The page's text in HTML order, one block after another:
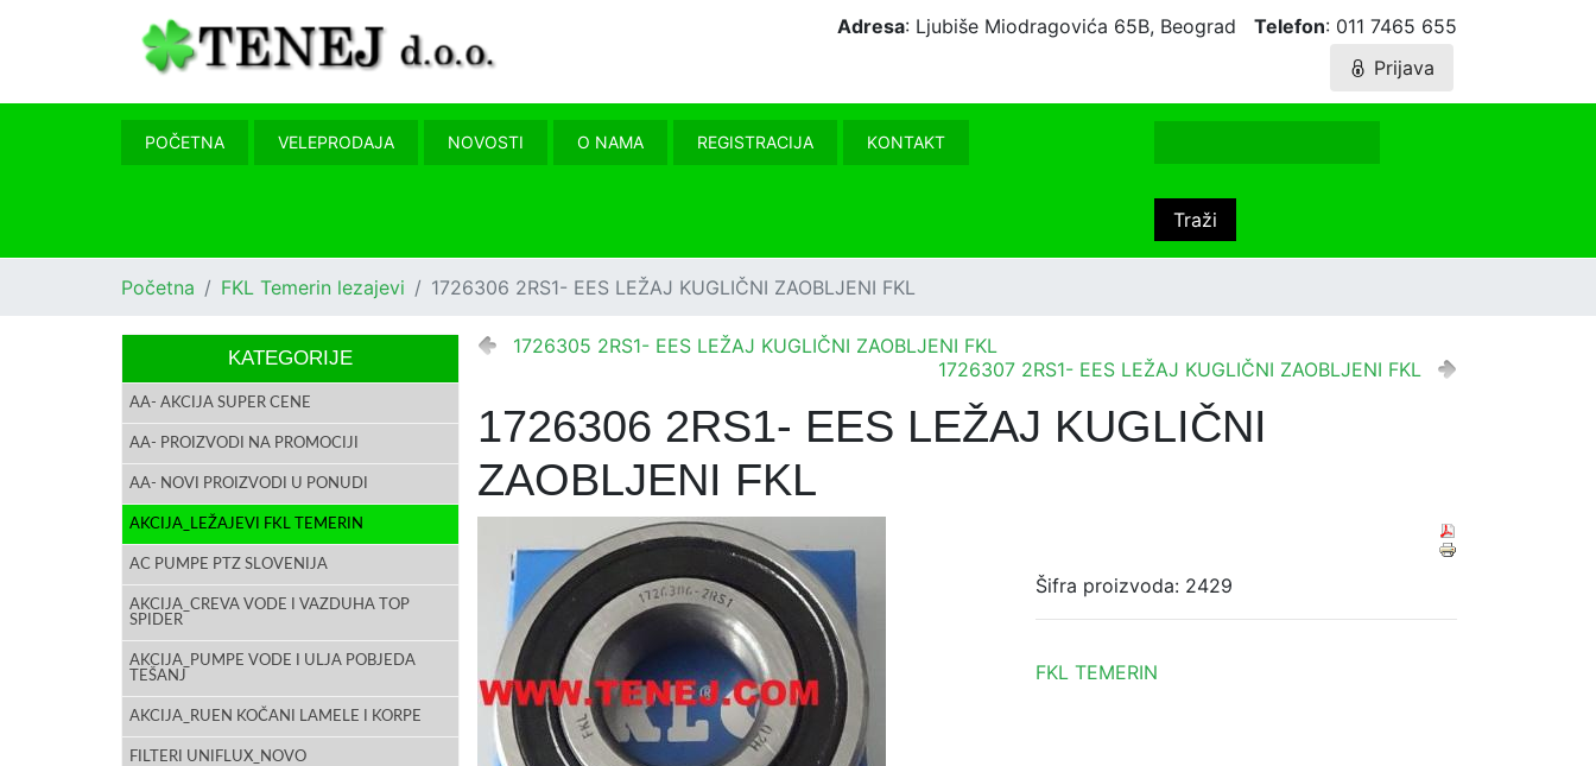
Adresa: Ljubiše Miodragovića 65B, Beograd Telefon: 011 7465 655
Prijava
POČETNA VELEPRODAJA NOVOSTI O NAMA REGISTRACIJA KONTAKT
Početna FKL Temerin lezajevi 1726306 2RS1- EES LEŽAJ KUGLIČNI ZAOBLJENI FKL
KATEGORIJE
AA- AKCIJA SUPER CENE
AA- PROIZVODI NA PROMOCIJI
AA- NOVI PROIZVODI U PONUDI
AKCIJA_LEŽAJEVI FKL TEMERIN
AC PUMPE PTZ SLOVENIJA
AKCIJA_CREVA VODE I VAZDUHA TOP
SPIDER
AKCIJA_PUMPE VODE I ULJA POBJEDA
TEŠANJ
AKCIJA_RUEN KOČANI LAMELE I KORPE
FILTERI UNIFLUX_NOVO
1726305 2RS1- EES LEŽAJ KUGLIČNI ZAOBLJENI FKL
1726307 2RS1- EES LEŽAJ KUGLIČNI ZAOBLJENI FKL
1726306 2RS1- EES LEŽAJ KUGLIČNI
ZAOBLJENI FKL
Šifra proizvoda: 2429
FKL TEMERIN